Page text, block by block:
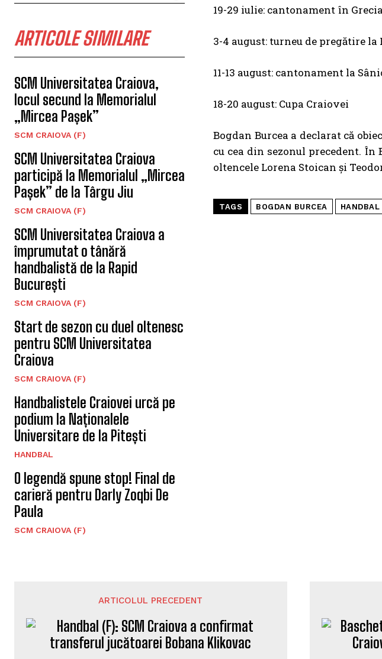
ARTICOLE SIMILARE
SCM Universitatea Craiova,
locul secund la Memorialul
„Mircea Pașek”
SCM CRAIOVA (F)
SCM Universitatea Craiova
participă la Memorialul „Mircea
Pașek” de la Târgu Jiu
SCM CRAIOVA (F)
SCM Universitatea Craiova a
împrumutat o tânără
handbalistă de la Rapid
București
SCM CRAIOVA (F)
Start de sezon cu duel oltenesc
pentru SCM Universitatea
Craiova
SCM CRAIOVA (F)
Handbalistele Craiovei urcă pe
podium la Naționalele
Universitare de la Pitești
HANDBAL
O legendă spune stop! Final de
carieră pentru Darly Zoqbi De
Paula
SCM CRAIOVA (F)
19-29 iulie: cantonament în Grecia
3-4 august: turneu de pregătire la
11-13 august: cantonament la
18-20 august: Cupa Craiovei
Bogdan Burcea a declarat că
cu cea din sezonul precedent. În
oltencele Lorena Stoican și
TAGS BOGDAN BURCEA
ARTICOLUL PRECEDENT